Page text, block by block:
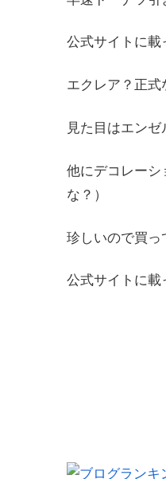
公式サイトに載
エクレア？正式
見た目はエンゼ
他にデコレーシ
な？）
珍しいので買っ
公式サイトに載